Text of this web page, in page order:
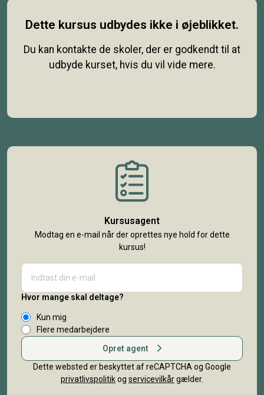
Dette kursus udbydes ikke i øjeblikket.
Du kan kontakte de skoler, der er godkendt til at
udbyde kurset, hvis du vil vide mere.
Kursusagent
Modtag en e-mail når der oprettes nye hold for dette
kursus!
Hvor mange skal deltage?
Kun mig
Flere medarbejdere
Opret agent
Dette websted er beskyttet af reCAPTCHA og Google
privatlivspolitikog servicevilkårgælder.